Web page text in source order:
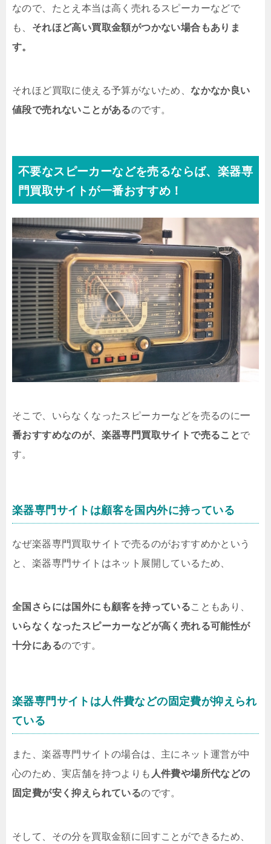
なので、たとえ本当は高く売れるスピーカーなどで
も、 それほど高い買取金額がつかない場合もありま
す。
それほど買取に使える予算がないため、なかなか良い
値段で売れないことがあるのです。
不要なスピーカーなどを売るならば、楽器専
門買取サイトが一番おすすめ！
そこで、いらなくなったスピーカーなどを売るのに一
番おすすめなのが、楽器専門買取サイトで売ることで
す。
楽器専門サイトは顧客を国内外に持っている
なぜ楽器専門買取サイトで売るのがおすすめかという
と、楽器専門サイトはネット展開しているため、
全国さらには国外にも顧客を持っていることもあり、
いらなくなったスピーカーなどが高く売れる可能性が
十分にあるのです。
楽器専門サイトは人件費などの固定費が抑えられ
ている
また、楽器専門サイトの場合は、主にネット運営が中
心のため、実店舗を持つよりも 人件費や場所代などの
固定費が安く抑えられているのです。
そして、その分を買取金額に回すことができるため、